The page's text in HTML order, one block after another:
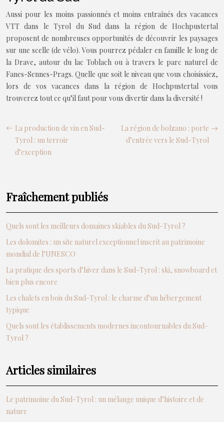
Aussi pour les moins passionnés et moins entraînés des vacances
VTT dans le Tyrol du Sud dans la région de Hochpustertal
proposent de nombreuses opportunités de découvrir les paysages
sur une scelle (de vélo). Vous pourrez pédaler en famille le long de
la Drave, autour du lac Toblach ou à travers le parc naturel de
Fanes-Sennes-Prags. Quelle que soit le niveau que vous choisissiez,
lors de vos vacances dans la région de Hochpustertal vous
trouverez tout ce qu’il faut pour vous divertir dans la diversité !
La production de vin en Sud-
Tyrol : un terroir
d’exception
La région de bolzano : porte
d’entrée vers le Sud-Tyrol
Fraîchement publiés
Quels sont les meilleurs domaines skiables du Sud-Tyrol ?
Les dolomites : un site naturel exceptionnel inscrit au patrimoine
mondial de l’UNESCO
La pratique des sports d’hiver dans le Sud-Tyrol : ski, snowboard et
bien plus encore
Les chalets en bois du Sud-Tyrol : le charme d’un hébergement
typique
Quels sont les établissements modernes incontournables du Sud-
Tyrol ?
Articles similaires
Le patrimoine du Sud-Tyrol : un mélange unique d’histoire et de
nature